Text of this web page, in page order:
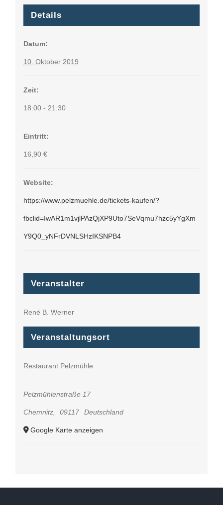
Details
Datum:
10. Oktober 2019
Zeit:
18:00 - 21:30
Eintritt:
16,90 €
Website:
https://www.pelzmuehle.de/tickets-kaufen/?
fbclid=IwAR1m1vjlPAzQjXP9Uto7SeVqmu7hzc5yYgXm
Y9Q0_yNFrDVNLSHzIKSNPB4
Veranstaltungsort
Restaurant Pelzmühle
Pelzmühlenstraße 17
Chemnitz, 09117 Deutschland
Google Karte anzeigen
Veranstalter
René B. Werner